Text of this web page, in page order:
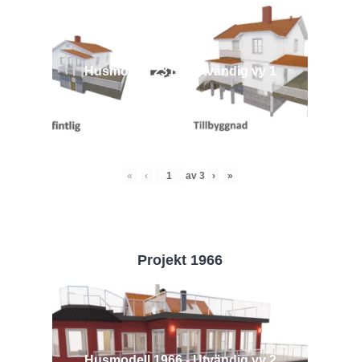
Husmodell 2314 - Utvändig vy 1
« ‹ av 3 › »
Projekt 1966